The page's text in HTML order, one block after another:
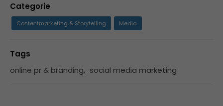
Categorie
Contentmarketing & Storytelling Media
Tags
online pr & branding, social media marketing